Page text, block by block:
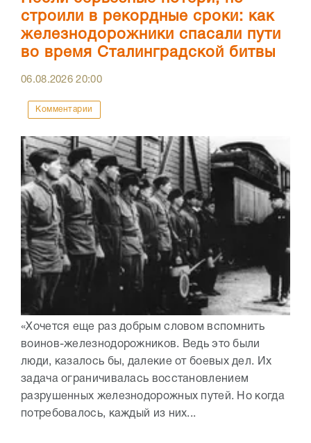
строили в рекордные сроки: как
железнодорожники спасали пути
во время Сталинградской битвы
06.08.202620:00
Комментарии
«Хочется еще раз добрым словом вспомнить
воинов-железнодорожников. Ведь это были
люди, казалось бы, далекие от боевых дел. Их
задача ограничивалась восстановлением
разрушенных железнодорожных путей. Но когда
потребовалось, каждый из них...